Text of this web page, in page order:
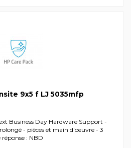
9x5 f LJ 5035mfp
Business Day Hardware Support -
- pièces et main d'oeuvre - 3
: NBD